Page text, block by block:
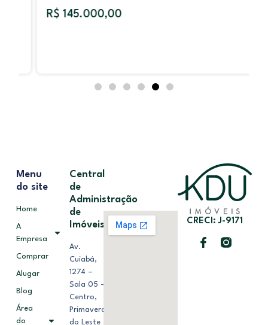
R$ 145.000,00
CRECI: J-9171
Menu
do site
Home
A
Empresa
Comprar
Alugar
Blog
Área
do
Central
de
Administração
de
Imóveis
Av.
Cuiabá,
1274 –
Sala 05 –
Centro,
Primavera
do Leste